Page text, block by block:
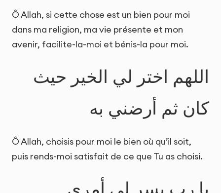
Ô Allah, si cette chose est un bien pour moi
dans ma religion, ma vie présente et mon
avenir, facilite-la-moi et bénis-la pour moi.
اللهم اختر لي الخير حيث
كان ثم أرضني به
Ô Allah, choisis pour moi le bien où qu’il soit,
puis rends-moi satisfait de ce que Tu as choisi.
يا رب يسر لي أمري